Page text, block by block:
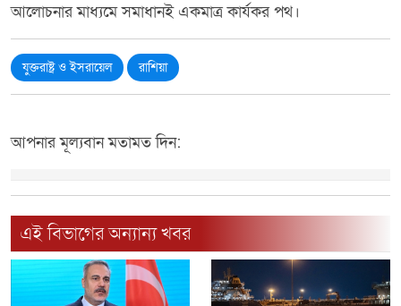
আলোচনার মাধ্যমে সমাধানই একমাত্র কার্যকর পথ।
যুক্তরাষ্ট্র ও ইসরায়েল রাশিয়া
আপনার মূল্যবান মতামত দিন:
এই বিভাগের অন্যান্য খবর